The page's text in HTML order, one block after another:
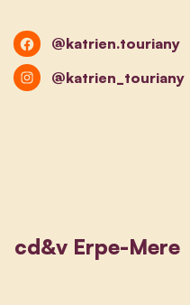
@katrien.touriany
@katrien_touriany
cd&v Erpe-Mere